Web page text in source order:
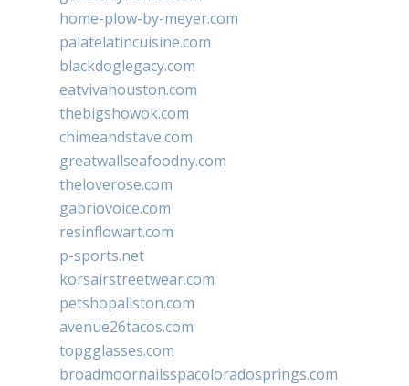
home-plow-by-meyer.com
palatelatincuisine.com
blackdoglegacy.com
eatvivahouston.com
thebigshowok.com
chimeandstave.com
greatwallseafoodny.com
theloverose.com
gabriovoice.com
resinflowart.com
p-sports.net
korsairstreetwear.com
petshopallston.com
avenue26tacos.com
topgglasses.com
broadmoornailsspacoloradosprings.com